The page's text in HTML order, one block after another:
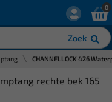
Zoek
0
CHANNELLOCK 426
rechte bek 165